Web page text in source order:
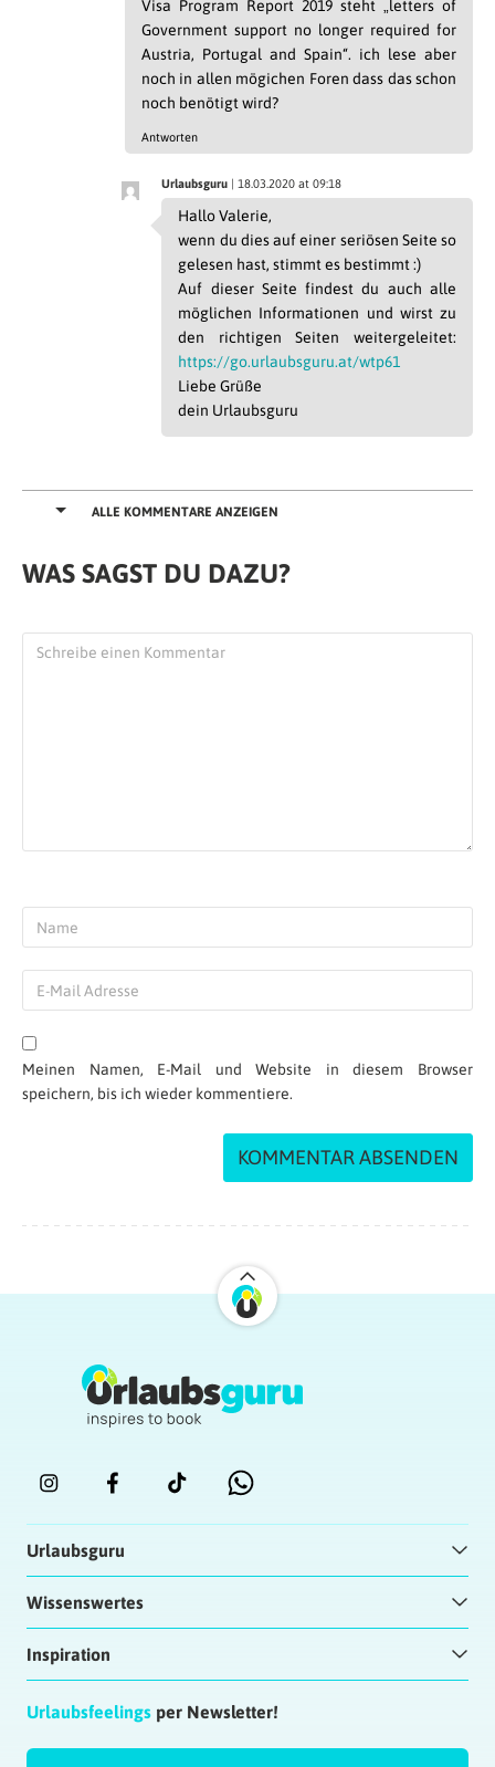
Visa Program Report 2019 steht „letters of
Government support no longer required for
Austria, Portugal and Spain“. ich lese aber
noch in allen mögichen Foren dass das schon
noch benötigt wird?
Antworten
Urlaubsguru | 18.03.2020 at 09:18
Hallo Valerie,
wenn du dies auf einer seriösen Seite so
gelesen hast, stimmt es bestimmt :)
Auf dieser Seite findest du auch alle
möglichen Informationen und wirst zu
den richtigen Seiten weitergeleitet:
https://go.urlaubsguru.at/wtp61
Liebe Grüße
dein Urlaubsguru
Hallo liebes Urlaubsguru Team,
stattfindet ? Auf der immi Seite Steht leider
Kontingent ? Ich werde im Jänner 31,
schon richtig gelesen hast am 1. Juli :)
jedoch leider nicht sagen.
Genau wenn du das Visa mit 30
einreisen :)
Hier bei diesem Link kannst du
gibthttps://go.urlaubsguru.at/ij6qb
kannst du die Infos mit dem Alter
nochmal nachlesen :)
Ob derzeit aber neue Visa ausgestellt
Corona Virus kann ich dir allerdings
leider nicht sagen.
Hoffe ich konnte dir weiter helfen :)
Dein Urlaubsguru
Ich habe nun alle Dokumente geschickt. Gibt
es nun ein spezielles Datum wo die
ALLE KOMMENTARE ANZEIGEN
WAS SAGST DU DAZU?
Meinen Namen, E-Mail und Website in diesem Browser
speichern, bis ich wieder kommentiere.
Urlaubsguru
Wissenswertes
Inspiration
Urlaubsfeelings per Newsletter!